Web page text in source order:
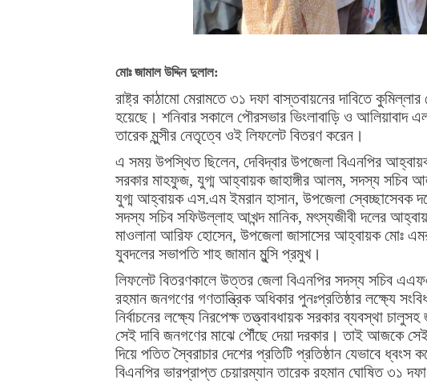
মোঃ জামাল উদ্দিন দুলাল:
রাষ্ট্র কাঠামো মেরামতে ৩১ দফা বাস্তবায়নের দাবিতে
হয়েছে। শনিবার সকালে পৌরসভার ভিংলাবাড়ি ও
তারেক মুন্সীর নেতৃত্বে ওই লিফলেট বিতরণ করেন।
এ সময় উপস্থিত ছিলেন, দেবিদ্বার উপজেলা বিএনপির
সরকার মাহফুজ, যুগ্ম আহ্বায়ক জাহাঙ্গীর আলম, সদস্য সচিব
যুগ্ম আহ্বায়ক এস.এম ইমরান হাসান, উপজেলা স্বেচ্ছাসেবক
সদস্য সচিব সফিউল্লাহ আখন্দ মানিক, মৎস্যজীবী দলের
মাওলানা আরিফ হোসেন, উপজেলা জাসাসের আহ্বায়ক মোঃ
যুবদলের সভাপতি শাহ জামান মুন্সি প্রমুখ।
লিফলেট বিতরণকালে উত্তর জেলা বিএনপির সদস্য সচিব
রহমান জনগণের গণতান্ত্রিক অধিকার পুনঃপ্রতিষ্ঠার লক্ষ্যে
নির্বাচনের লক্ষ্যে নিরপেক্ষ তত্ত্বাবধায়ক সরকার ব্যবস্থা
সেই দাবি জনগণের মাঝে পৌঁছে দেয়া দরকার। তাই আজকে সেই
দিয়ে পতিত স্বৈরাচার দেশের প্রতিটি প্রতিষ্ঠান যেভাবে
বিএনপির ভারপ্রাপ্ত চেয়ারম্যান তারেক রহমান ঘোষিত ৩১